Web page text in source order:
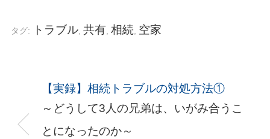
タグ: トラブル, 共有, 相続, 空家
【実録】相続トラブルの対処方法①
～どうして3人の兄弟は、いがみ合うこ
とになったのか～